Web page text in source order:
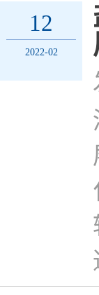
12
2022-02